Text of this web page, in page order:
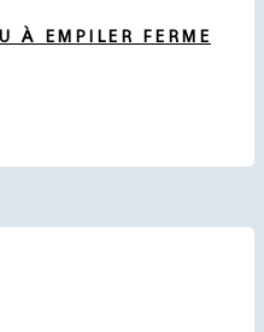
À EMPILER FERME